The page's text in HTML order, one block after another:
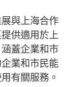
與上海合作
供適用於上
蓋企業和市
業和市民能
有關服務。